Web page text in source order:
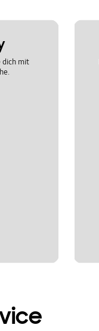
dich mit